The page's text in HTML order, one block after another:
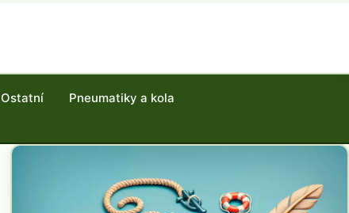
Ostatní
Pneumatiky a kola